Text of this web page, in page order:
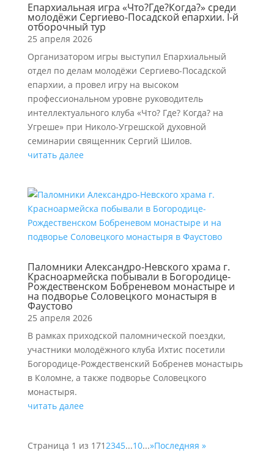
Епархиальная игра «Что?Где?Когда?» среди
молодёжи Сергиево-Посадской епархии. I-й
отборочный тур
25 апреля 2026
Организатором игры выступил Епархиальный
отдел по делам молодёжи Сергиево-Посадской
епархии, а провел игру на высоком
профессиональном уровне руководитель
интеллектуального клуба «Что? Где? Когда? на
Угреше» при Николо-Угрешской духовной
семинарии священник Сергий Шилов.
читать далее
Паломники Александро-Невского храма г.
Красноармейска побывали в Богородице-
Рождественском Бобреневом монастыре и
на подворье Соловецкого монастыря в
Фаустово
25 апреля 2026
В рамках приходской паломнической поездки,
участники молодёжного клуба Ихтис посетили
Богородице-Рождественский Бобренев монастырь
в Коломне, а также подворье Соловецкого
монастыря.
читать далее
Страница 1 из 1712345...10...»Последняя »